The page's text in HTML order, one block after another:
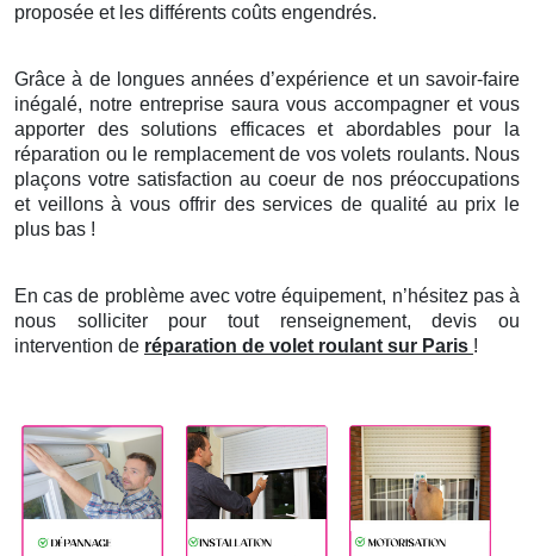
proposée et les différents coûts engendrés.
Grâce à de longues années d’expérience et un savoir-faire
inégalé, notre entreprise saura vous accompagner et vous
apporter des solutions efficaces et abordables pour la
réparation ou le remplacement de vos volets roulants. Nous
plaçons votre satisfaction au coeur de nos préoccupations
et veillons à vous offrir des services de qualité au prix le
plus bas !
En cas de problème avec votre équipement, n’hésitez pas à
nous solliciter pour tout renseignement, devis ou
intervention de réparation de volet roulant sur Paris !